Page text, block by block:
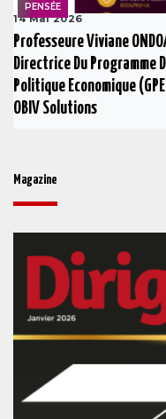
PENSÉE
14 Mai 2026
Professeure Viviane
Directrice Du Programme
Politique Economique
OBIV Solutions
Magazine